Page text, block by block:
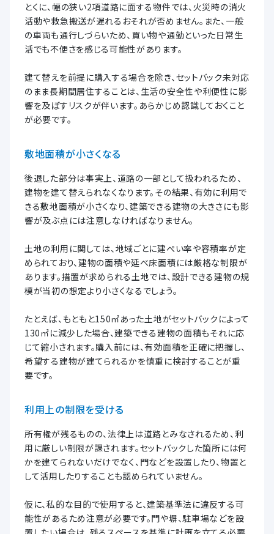
とくに、幅の狭い2項道路に面する物件では、火災時の消火
活動や救急搬送が遅れるおそれが否めません。また、一般
の車両も通行しづらいため、買い物や通勤といった日常生
活でも不便さを感じる可能性があります。
建て替えを前提に購入する場合を除き、セットバック未対応
のまま長期間居住することは、生活の安全性や利便性に影
響を及ぼすリスクが伴います。あらかじめ認識しておくこと
が必要です。
敷地面積が小さくなる
後退した部分は事実上、道路の一部として扱われるため、
建物を建て替えられなくなります。その結果、有効に利用で
きる敷地面積が小さくなり、建築できる建物の大きさにも影
響が及ぶ点には注意しなければなりません。
土地の利用に関しては、地域ごとに建ぺい率や容積率が定
められており、建物の面積や延べ床面積には厳格な制限が
あります。措置が求められる土地では、設計できる建物の規
模が当初の想定より小さくなるでしょう。
たとえば、もともと150㎡あった土地がセットバックによって
130㎡に減少した場合、建築できる建物の面積もそれに応
じて縮小されます。購入前には、有効面積を正確に把握し、
希望する建物が建てられるかを慎重に検討することが重
要です。
利用上の制限を受ける
所有権が残るものの、法律上は道路とみなされるため、利
用に厳しい制限が課されます。セットバックした箇所には何
かを建てられないだけでなく、門などを設置したり、物置と
して活用したりすることも認められていません。
仮に、私的な目的で使用すると、建築基準法に違反する可
能性があるため注意が必要です。門や塀、駐車場などを設